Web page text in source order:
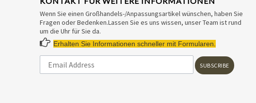
Wenn Sie einen Großhandels-/Anpassungsartikel wünschen, haben Sie
Fragen oder Bedenken.Lassen Sie es uns wissen, unser Team ist rund
um die Uhr für Sie da.
 Erhalten Sie Informationen schneller mit Formularen.
SUBSCRIBE